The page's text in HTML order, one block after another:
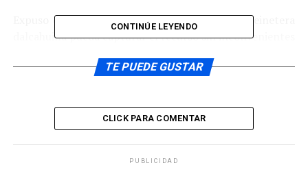
Expuso que el acuerdo implicaría que la flota reinetera
dalcahuina pueda capturar el recurso sin inconvenientes
autoridades provinciales, regionales y parlamentarios de
de Pesca Raúl Súnico.
Respecto a la movilización de los próximos días sostuvo
que junto a sus asociados se encuentran analizando la
CONTINÚE LEYENDO
TE PUEDE GUSTAR
CLICK PARA COMENTAR
PUBLICIDAD